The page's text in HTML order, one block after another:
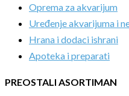
Oprema za akvarijum
Uređenje akvarijuma i
Hrana i dodaci ishrani
Apoteka i preparati
PREOSTALI ASORTIMAN